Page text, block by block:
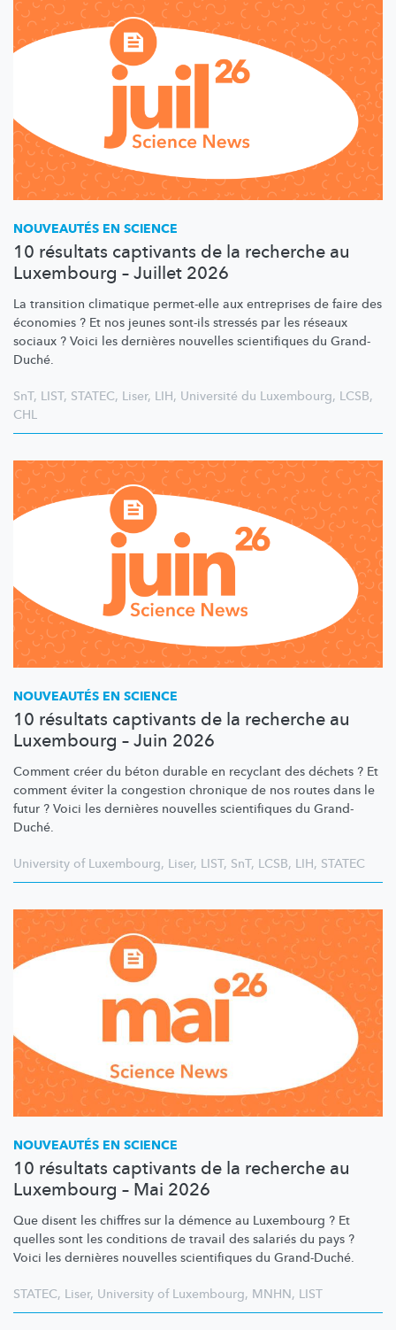
NOUVEAUTÉS EN SCIENCE
10 résultats captivants de la recherche au
Luxembourg – Juillet 2026
La transition climatique permet-elle aux entreprises de faire des
économies ? Et nos jeunes sont-ils stressés par les réseaux
sociaux ? Voici les dernières nouvelles scientifiques du Grand-
Duché.
SnT, LIST, STATEC, Liser, LIH, Université du Luxembourg, LCSB,
CHL
NOUVEAUTÉS EN SCIENCE
10 résultats captivants de la recherche au
Luxembourg – Juin 2026
Comment créer du béton durable en recyclant des déchets ? Et
comment éviter la congestion chronique de nos routes dans le
futur ? Voici les dernières nouvelles scientifiques du Grand-
Duché.
University of Luxembourg, Liser, LIST, SnT, LCSB, LIH, STATEC
NOUVEAUTÉS EN SCIENCE
10 résultats captivants de la recherche au
Luxembourg – Mai 2026
Que disent les chiffres sur la démence au Luxembourg ? Et
quelles sont les conditions de travail des salariés du pays ?
Voici les dernières nouvelles scientifiques du Grand-Duché.
STATEC, Liser, University of Luxembourg, MNHN, LIST